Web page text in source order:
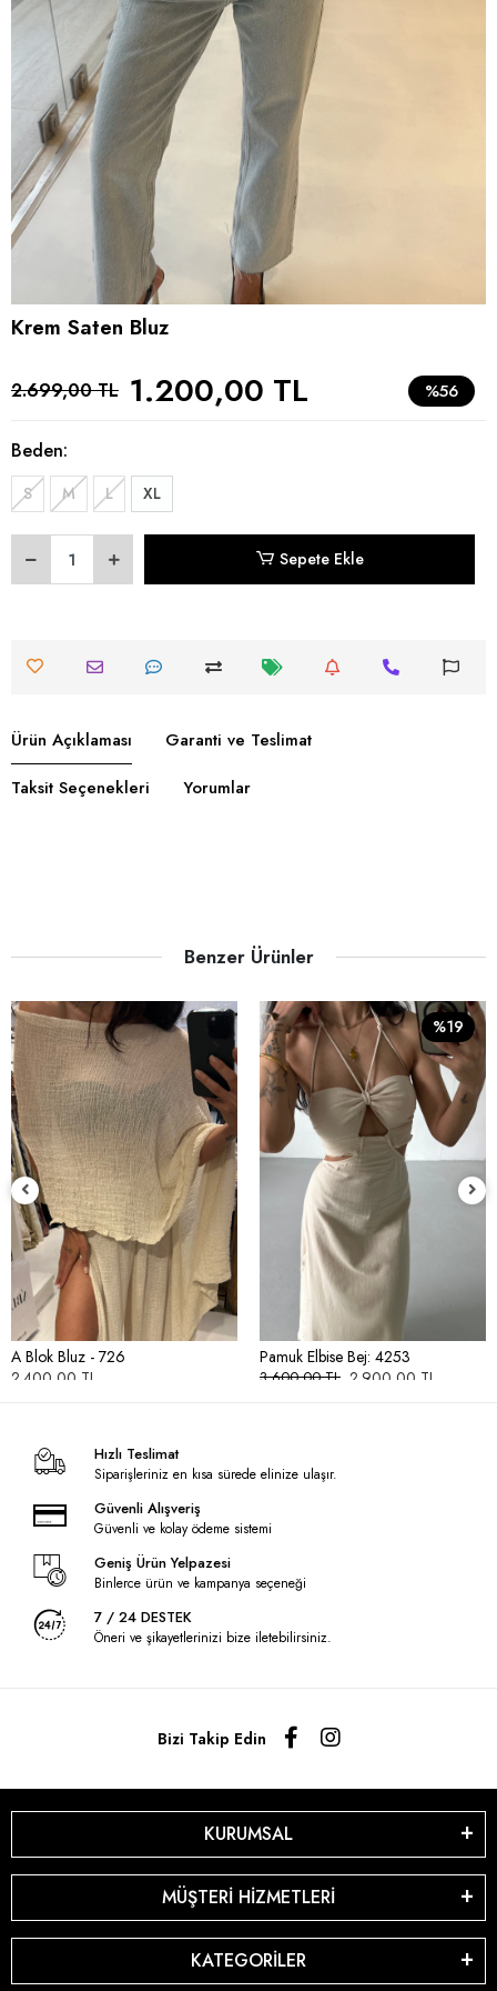
Krem Saten Bluz
2.699,00 TL 1.200,00 TL %56
Beden:
S M L XL
Sepete Ekle
Ürün Açıklaması
Garanti ve Teslimat
Taksit Seçenekleri
Yorumlar
Benzer Ürünler
A Blok Bluz - 726
2.400,00 TL
%19
Pamuk Elbise Bej: 4253
3.600,00 TL 2.900,00 TL
Hızlı Teslimat
Siparişleriniz en kısa sürede elinize ulaşır.
Güvenli Alışveriş
Güvenli ve kolay ödeme sistemi
Geniş Ürün Yelpazesi
Binlerce ürün ve kampanya seçeneği
7 / 24 DESTEK
Öneri ve şikayetlerinizi bize iletebilirsiniz.
Bizi Takip Edin
KURUMSAL
MÜŞTERİ HİZMETLERİ
KATEGORİLER